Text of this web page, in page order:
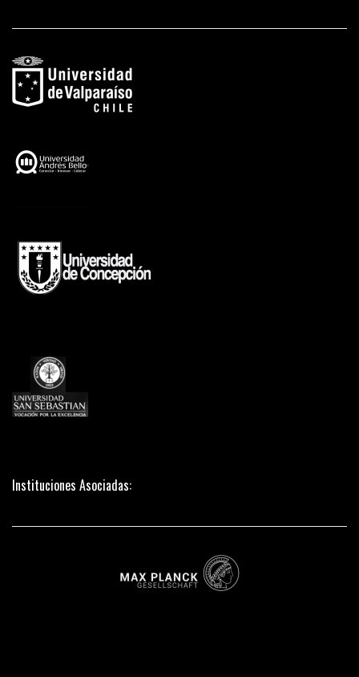
Instituciones Asociadas: